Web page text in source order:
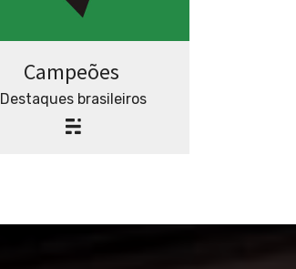
Campeões
Destaques brasileiros